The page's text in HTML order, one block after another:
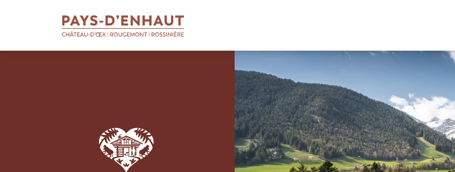
BIENVENUE
Soutien aux entreprises
Soutien aux apprentis
QUI SOMMES-NOUS
A propos
Gouvernance
Rapports d'activités